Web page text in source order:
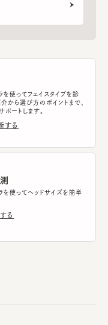
を使ってフェイスタイプを診
から選び方のポイントまで、
ートします。
する
を使ってヘッドサイズを簡単
る